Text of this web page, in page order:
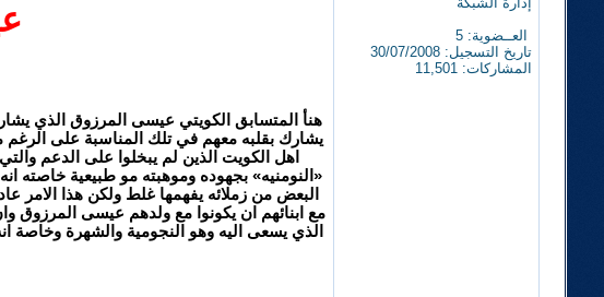
العــضوية: 5
تاريخ التسجيل: 30/07/2008
المشاركات: 11,501
هنأ المتسابق الكويتي عيسى المرزوق الذي
يشارك بقلبه معهم في تلك المناسبة على الرغم
اهل الكويت الذين لم يبخلوا على الدعم
«النومنيه» بجهوده وموهبته مو طبيعية خاصته
البعض من زملائه يفهمها غلط ولكن هذا
مع ابنائهم ان يكونوا مع ولدهم عيسى
الذي يسعى اليه وهو النجومية والشهرة